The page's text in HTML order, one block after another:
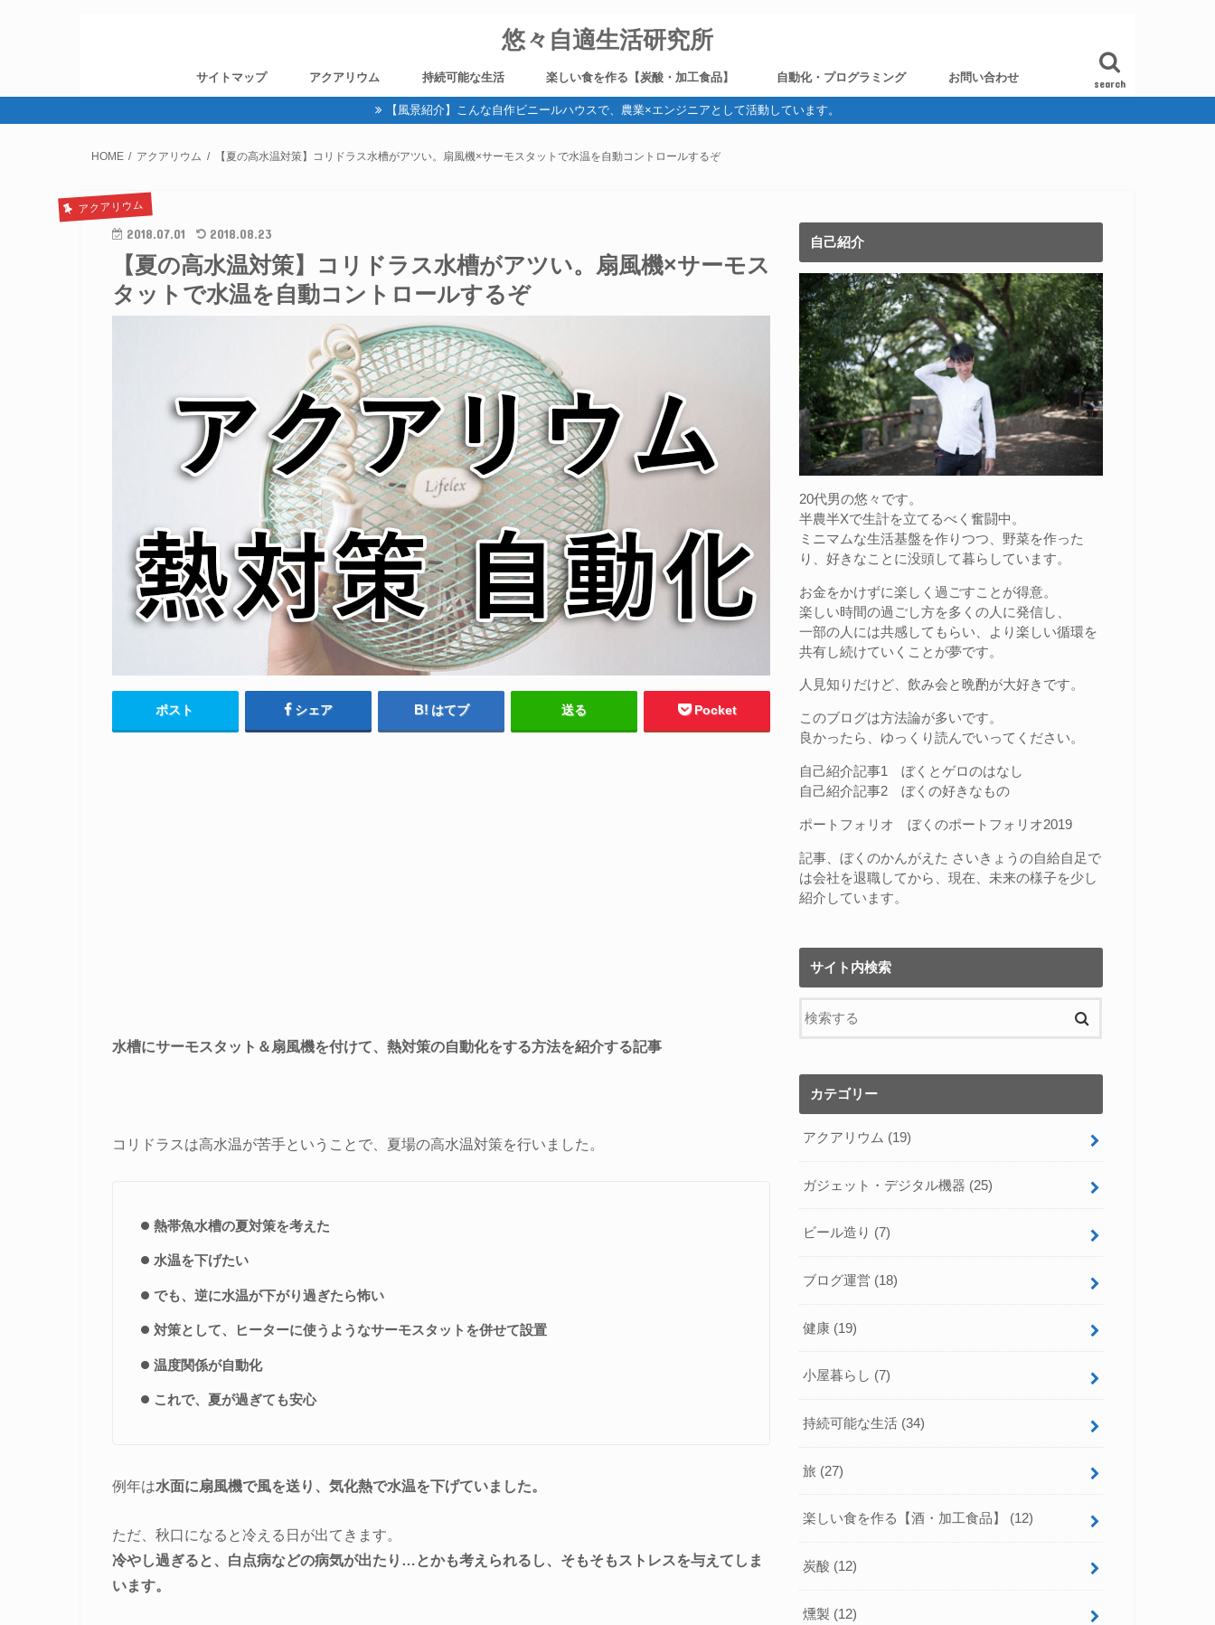
悠々自適生活研究所
search
サイトマップ アクアリウム 持続可能な生活
野菜作り
健康
ガジェット・デジタル機器
旅
ブログ運営
楽しい食を作る【炭酸・加工食品】
燻製
炭酸
ビール造り
自動化・プログラミング
電気
お問い合わせ
【風景紹介】こんな自作ビニールハウスで、農業×エンジニアとして活動しています。
HOME アクアリウム 【夏の高水温対策】コリドラス水槽がアツい。扇風機×サーモスタットで水温を自動コントロールするぞ
アクアリウム
2018.07.01 2018.08.23
【夏の高水温対策】コリドラス水槽がアツい。扇風機×サーモス
タットで水温を自動コントロールするぞ
ポスト シェア はてブ 送る Pocket
水槽にサーモスタット＆扇風機を付けて、熱対策の自動化をする方法を紹介する記事
コリドラスは高水温が苦手ということで、夏場の高水温対策を行いました。
熱帯魚水槽の夏対策を考えた
水温を下げたい
でも、逆に水温が下がり過ぎたら怖い
対策として、ヒーターに使うようなサーモスタットを併せて設置
温度関係が自動化
これで、夏が過ぎても安心
例年は水面に扇風機で風を送り、気化熱で水温を下げていました。
ただ、秋口になると冷える日が出てきます。
冷やし過ぎると、白点病などの病気が出たり…とかも考えられるし、そもそもストレスを与えてしま
います。
自己紹介
20代男の悠々です。
半農半Xで生計を立てるべく奮闘中。
ミニマムな生活基盤を作りつつ、野菜を作った
り、好きなことに没頭して暮らしています。
お金をかけずに楽しく過ごすことが得意。
楽しい時間の過ごし方を多くの人に発信し、
一部の人には共感してもらい、より楽しい循環を
共有し続けていくことが夢です。
人見知りだけど、飲み会と晩酌が大好きです。
このブログは方法論が多いです。
良かったら、ゆっくり読んでいってください。
自己紹介記事1 ぼくとゲロのはなし
自己紹介記事2 ぼくの好きなもの
ポートフォリオ ぼくのポートフォリオ2019
記事、 ぼくのかんがえた さいきょうの自給自足で
は会社を退職してから、現在、未来の様子を少し
紹介しています。
サイト内検索
カテゴリー
アクアリウム (19)
ガジェット・デジタル機器 (25)
ビール造り (7)
ブログ運営 (18)
健康 (19)
小屋暮らし (7)
持続可能な生活 (34)
旅 (27)
楽しい食を作る【酒・加工食品】 (12)
炭酸 (12)
燻製 (12)